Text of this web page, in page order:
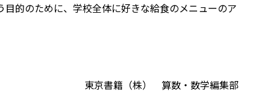
的のために、学校全体に好きな給食のメニューのア
東京書籍（株） 算数・数学編集部